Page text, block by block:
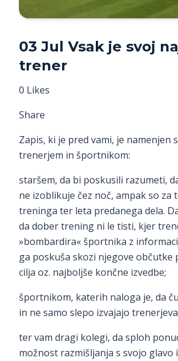
03 Jul Vsak je svoj
trener
0 Likes
Share
Zapis, ki je pred vami, je namenjen
trenerjem in športnikom:
staršem, da bi poskusili razumeti,
ne izoblikuje čez noč, ampak so za
treninga ter leta predanega dela.
da dober trening ni le tisti, kjer
»bombardira« športnika z
ga poskuša skozi njegove občutke
cilja oz. najboljše končne izvedbe;
športnikom, katerih naloga je, da
in ne samo slepo izvajajo
ter vam dragi kolegi, da sploh
možnost razmišljanja s svojo glavo